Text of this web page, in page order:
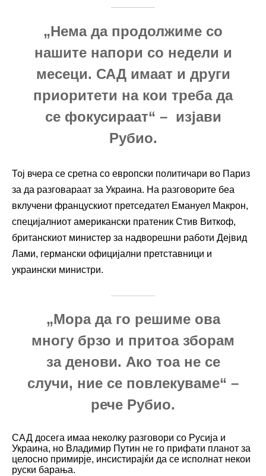
„Нема да продолжиме со
нашите напори со недели и
месеци. САД имаат и други
приоритети на кои треба да
се фокусираат“ – изјави
Рубио.
Тој вчера се сретна со европски политичари во Париз
за да разговараат за Украина. На разговорите беа
вклучени францускиот претседател Емануел Макрон,
специјалниот американски пратеник Стив Виткоф,
британскиот министер за надворешни работи Дејвид
Лами, германски официјални претставници и
украински министри.
„Мора да го решиме ова
многу брзо и притоа зборам
за денови. Ако тоа не се
случи, ние се повлекуваме“ –
рече Рубио.
САД досега имаа неколку разговори со Русија и
Украина, но Владимир Путин не го прифати планот за
целосно примирје, инсистирајќи да се исполнат некои
руски барања.